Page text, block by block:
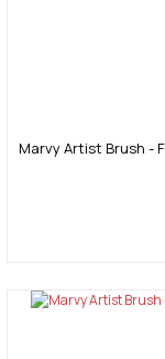
Marvy Artist Brush -